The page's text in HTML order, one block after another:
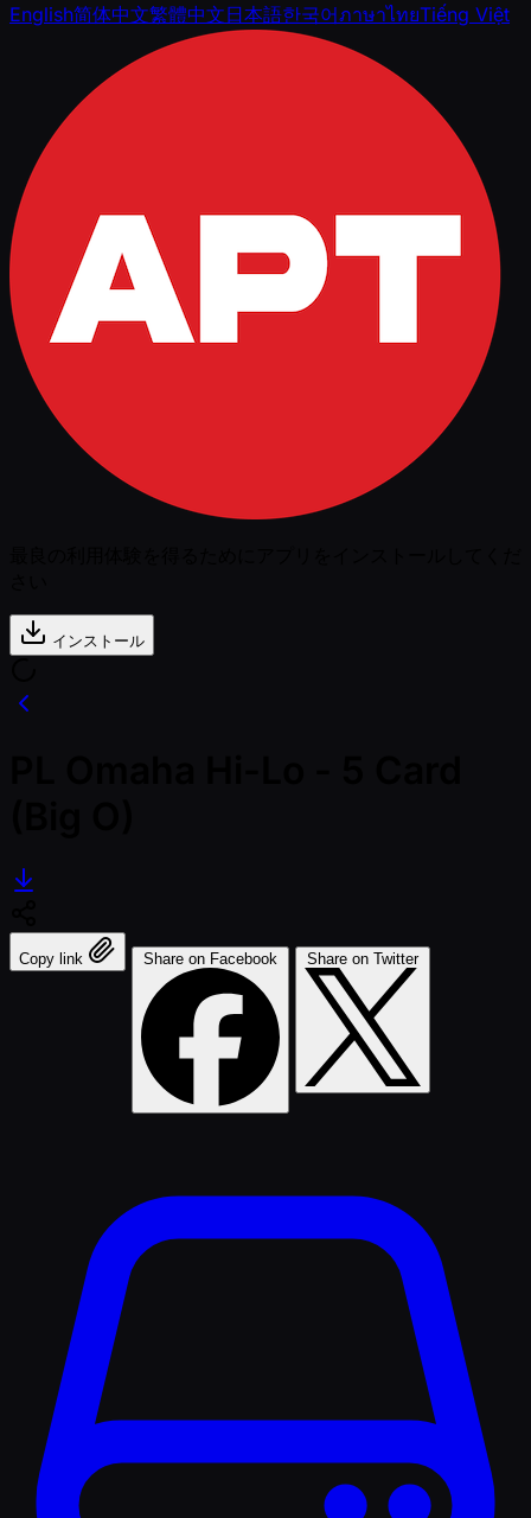
English简体中文繁體中文日本語한국어ภาษาไทยTiếng Việt
インストール
Copy link Share on Facebook Share on Twitter